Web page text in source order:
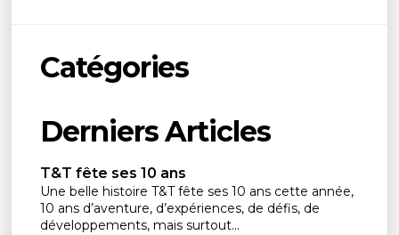
Catégories
Derniers Articles
T&T fête ses 10 ans
Une belle histoire T&T fête ses 10 ans cette année,
10 ans d’aventure, d’expériences, de défis, de
développements, mais surtout...